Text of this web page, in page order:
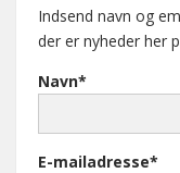
Indsend navn og
der er nyheder her
Navn*
E-mailadresse*